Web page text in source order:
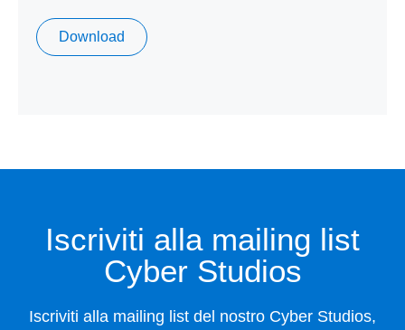
Download
Iscriviti alla mailing list
Cyber Studios
Iscriviti alla mailing list del nostro Cyber Studios,